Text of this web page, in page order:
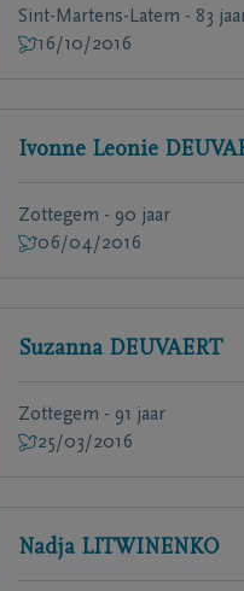
Sint-Martens-Latem - 83
16/10/2016
Ivonne Leonie
Zottegem - 90 jaar
06/04/2016
Suzanna DEUVAERT
Zottegem - 91 jaar
25/03/2016
Nadja LITWINENKO